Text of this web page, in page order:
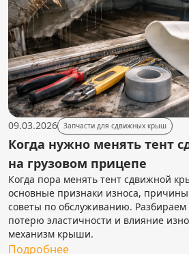
09.03.2026 Запчасти для сдвижных крыш
Когда нужно менять тент
на грузовом прицепе
Когда пора менять тент сдвижной
основные признаки износа,
советы по обслуживанию.
потерю эластичности и влияние
механизм крыши.
Подробнее